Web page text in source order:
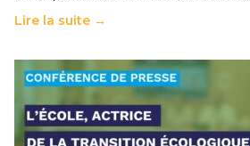
Lire la suite →